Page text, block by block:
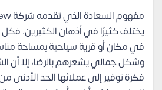
يختلف كثيرًا في أذهان الكثيرين، فكل
في مكان أو قرية سياحية بمساحة
وشكل جمالي يشعرهم بالرضا، إلا أن
فكرة توفير إلى عملائها الحد الأدنى